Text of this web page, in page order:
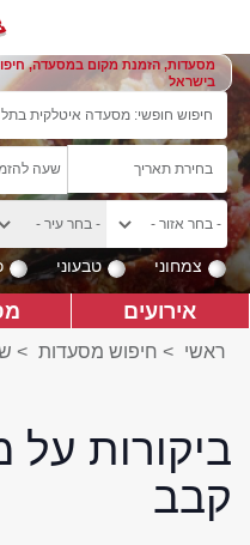
מסעדות, הזמנת מקום במסעדה,
בישראל
צמחוני טבעוני
אירועים
ראשי > חיפוש מסעדות >
ביקורות
קבב